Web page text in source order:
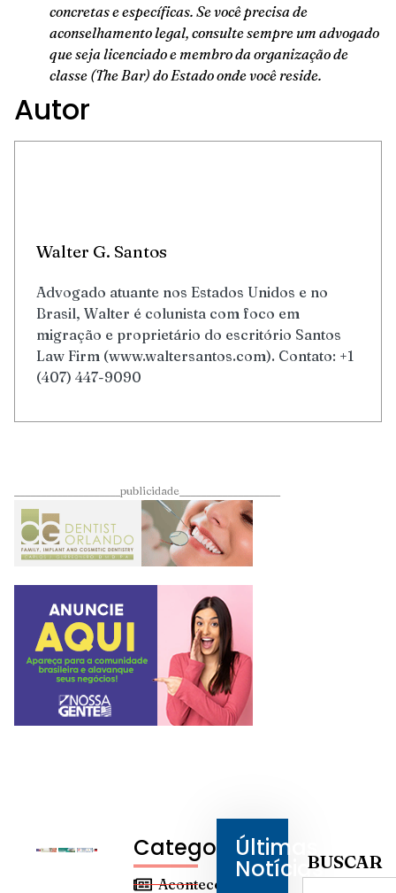
concretas e específicas. Se você precisa de
aconselhamento legal, consulte sempre um advogado
que seja licenciado e membro da organização de
classe (The Bar) do Estado onde você reside.
Autor
Walter G. Santos
Advogado atuante nos Estados Unidos e no
Brasil, Walter é colunista com foco em
migração e proprietário do escritório Santos
Law Firm (www.waltersantos.com). Contato: +1
(407) 447-9090
____________________publicidade___________________
Categorias
Aconteceu
Últimas
NotíciasBUSCAR